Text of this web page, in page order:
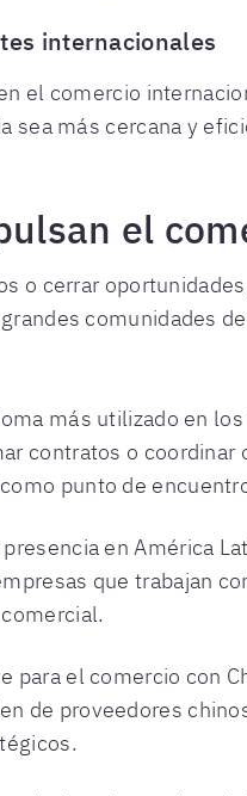
internacionales
el comercio
sea más cercana y
el
o cerrar
comunidades
más utilizado en
contratos o
punto de
en América
que trabajan
para el comercio con
de proveedores